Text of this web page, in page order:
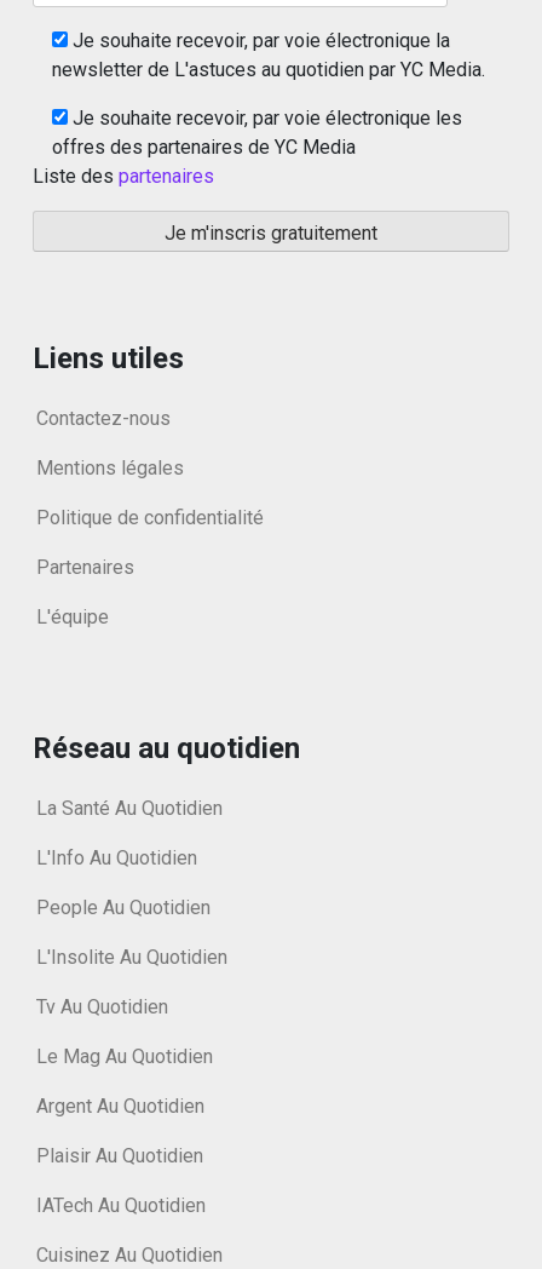
Je souhaite recevoir, par voie électronique la
newsletter de L'astuces au quotidien par YC Media.
Je souhaite recevoir, par voie électronique les
offres des partenaires de YC Media
Liste des partenaires
Liens utiles
Contactez-nous
Mentions légales
Politique de confidentialité
Partenaires
L'équipe
Réseau au quotidien
La Santé Au Quotidien
L'Info Au Quotidien
People Au Quotidien
L'Insolite Au Quotidien
Tv Au Quotidien
Le Mag Au Quotidien
Argent Au Quotidien
Plaisir Au Quotidien
IATech Au Quotidien
Cuisinez Au Quotidien